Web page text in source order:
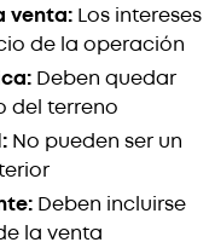
venta: Los intereses
de la operación
Deben quedar
del terreno
No pueden ser un
Deben incluirse
la venta